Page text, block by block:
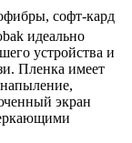
софт-кард
идеально
устройства и
Пленка имеет
экран